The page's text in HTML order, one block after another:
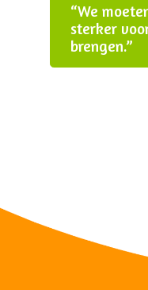
“We
sterker
brengen.”